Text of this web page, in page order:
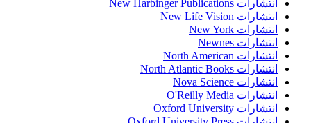
انتشارات New Harbinger Publications
انتشارات New Life Vision
انتشارات New York
انتشارات Newnes
انتشارات North American
انتشارات North Atlantic Books
انتشارات Nova Science
انتشارات O'Reilly Media
انتشارات Oxford University